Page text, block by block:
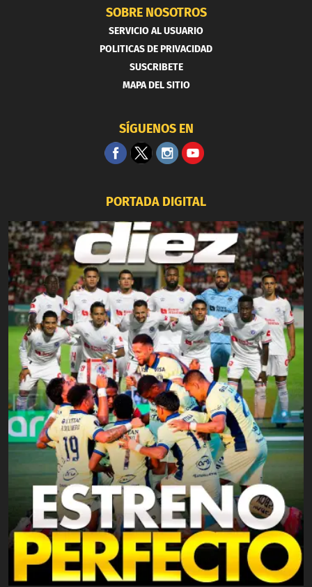
SOBRE NOSOTROS
SERVICIO AL USUARIO
POLITICAS DE PRIVACIDAD
SUSCRIBETE
MAPA DEL SITIO
SÍGUENOS EN
PORTADA DIGITAL